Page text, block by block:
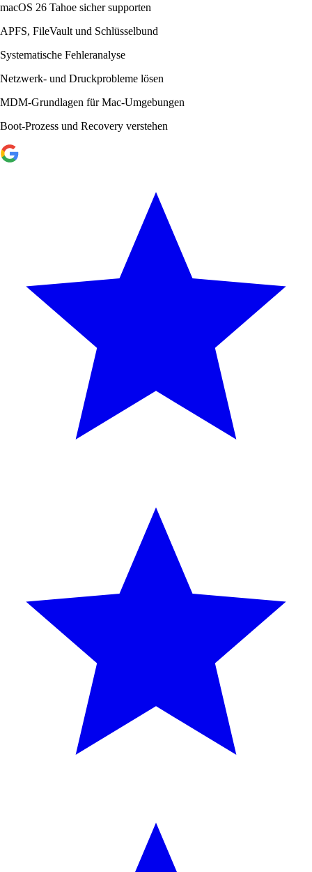
macOS 26 Tahoe sicher supporten
APFS, FileVault und Schlüsselbund
Systematische Fehleranalyse
Netzwerk- und Druckprobleme lösen
MDM-Grundlagen für Mac-Umgebungen
Boot-Prozess und Recovery verstehen